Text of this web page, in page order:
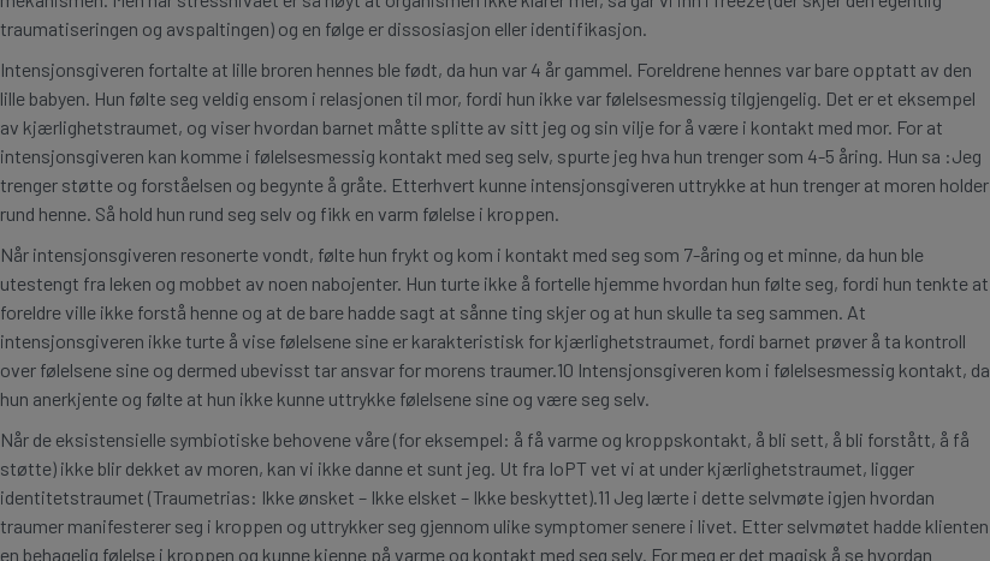
traumatiseringen og avspaltingen) og en følge er dissosiasjon eller identifikasjon.
Intensjonsgiveren fortalte at lille broren hennes ble født, da hun var 4 år gammel. Foreldrene hennes var bare opptatt av den
lille babyen. Hun følte seg veldig ensom i relasjonen til mor, fordi hun ikke var følelsesmessig tilgjengelig. Det er et eksempel
av kjærlighetstraumet, og viser hvordan barnet måtte splitte av sitt jeg og sin vilje for å være i kontakt med mor. For at
intensjonsgiveren kan komme i følelsesmessig kontakt med seg selv, spurte jeg hva hun trenger som 4-5 åring. Hun sa :Jeg
trenger støtte og forståelsen og begynte å gråte. Etterhvert kunne intensjonsgiveren uttrykke at hun trenger at moren holder
rund henne. Så hold hun rund seg selv og fikk en varm følelse i kroppen.
Når intensjonsgiveren resonerte vondt, følte hun frykt og kom i kontakt med seg som 7-åring og et minne, da hun ble
utestengt fra leken og mobbet av noen nabojenter. Hun turte ikke å fortelle hjemme hvordan hun følte seg, fordi hun tenkte at
foreldre ville ikke forstå henne og at de bare hadde sagt at sånne ting skjer og at hun skulle ta seg sammen. At
intensjonsgiveren ikke turte å vise følelsene sine er karakteristisk for kjærlighetstraumet, fordi barnet prøver å ta kontroll
over følelsene sine og dermed ubevisst tar ansvar for morens traumer.10 Intensjonsgiveren kom i følelsesmessig kontakt, da
hun anerkjente og følte at hun ikke kunne uttrykke følelsene sine og være seg selv.
Når de eksistensielle symbiotiske behovene våre (for eksempel: å få varme og kroppskontakt, å bli sett, å bli forstått, å få
støtte) ikke blir dekket av moren, kan vi ikke danne et sunt jeg. Ut fra IoPT vet vi at under kjærlighetstraumet, ligger
identitetstraumet (Traumetrias: Ikke ønsket – Ikke elsket – Ikke beskyttet).11 Jeg lærte i dette selvmøte igjen hvordan
traumer manifesterer seg i kroppen og uttrykker seg gjennom ulike symptomer senere i livet. Etter selvmøtet hadde klienten
en behagelig følelse i kroppen og kunne kjenne på varme og kontakt med seg selv. For meg er det magisk å se hvordan